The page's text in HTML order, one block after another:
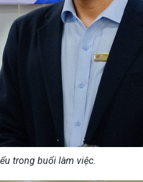
trong buổi làm việc.